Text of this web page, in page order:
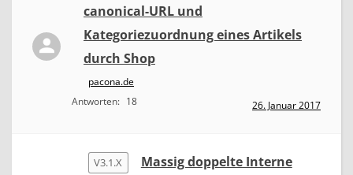
canonical-URL und
Kategoriezuordnung eines Artikels
durch Shop
pacona.de
Antworten: 18 26. Januar 2017
V3.1.X
Massig doppelte Interne